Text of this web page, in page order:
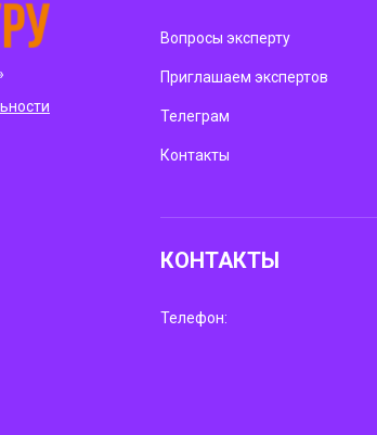
Вопросы эксперту
Приглашаем экспертов
Телеграм
Контакты
КОНТАКТЫ
Телефон: